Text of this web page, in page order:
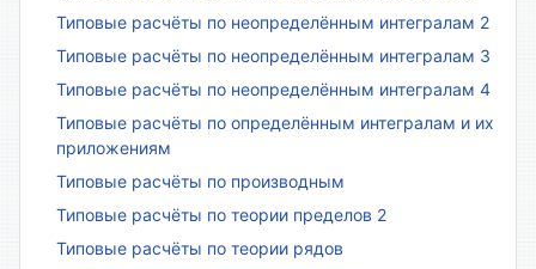
Типовые расчёты по неопределённым интегралам 2
Типовые расчёты по неопределённым интегралам 3
Типовые расчёты по неопределённым интегралам 4
Типовые расчёты по определённым интегралам и их
приложениям
Типовые расчёты по производным
Типовые расчёты по теории пределов 2
Типовые расчёты по теории рядов